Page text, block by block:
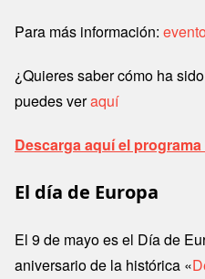
Para más información:
¿Quieres saber cómo ha
puedes veraquí
Descarga aquí el
El día de Europa
El 9 de mayo es el Día de
aniversario de la histórica «